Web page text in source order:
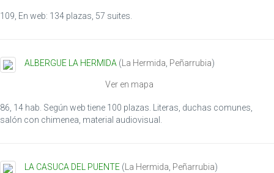
109, En web: 134 plazas, 57 suites.
ALBERGUE LA HERMIDA ( La Hermida Peñarrubia)
Ver en mapa
86, 14 hab. Según web tiene 100 plazas. Literas, duchas comunes,
salón con chimenea, material audiovisual.
LA CASUCA DEL PUENTE (La Hermida, Peñarrubia)